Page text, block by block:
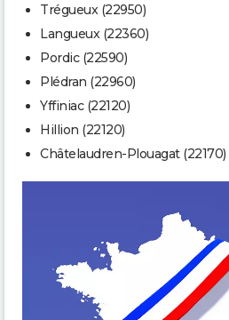
Trégueux (22950)
Langueux (22360)
Pordic (22590)
Plédran (22960)
Yffiniac (22120)
Hillion (22120)
Châtelaudren-Plouagat (22170)